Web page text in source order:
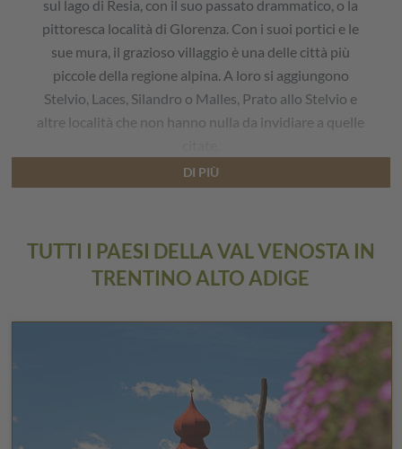
sul lago di Resia, con il suo passato drammatico, o la
pittoresca località di Glorenza. Con i suoi portici e le
sue mura, il grazioso villaggio è una delle città più
piccole della regione alpina. A loro si aggiungono
Stelvio, Laces, Silandro o Malles, Prato allo Stelvio e
altre località che non hanno nulla da invidiare a quelle
DI PIÙ
TUTTI I PAESI DELLA VAL VENOSTA IN
TRENTINO ALTO ADIGE